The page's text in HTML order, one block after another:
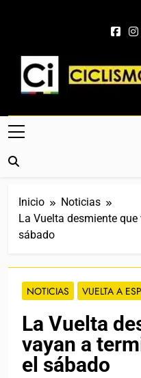
Ciclismo
Web Dedicada Al
Crónicas, Previas Y
Inicio
Noticias
La Vuelta desmiente
sábado
NOTICIAS VUELTA A
La Vuelta
vayan a
el sábado